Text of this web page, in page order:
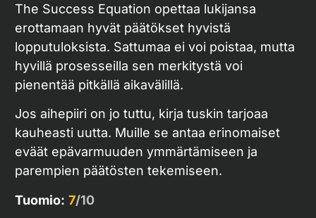
The Success Equation opettaa lukijansa
erottamaan hyvät päätökset hyvistä
lopputuloksista. Sattumaa ei voi poistaa, mutta
hyvillä prosesseilla sen merkitystä voi
pienentää pitkällä aikavälillä.
Jos aihepiiri on jo tuttu, kirja tuskin tarjoaa
kauheasti uutta. Muille se antaa erinomaiset
eväät epävarmuuden ymmärtämiseen ja
parempien päätösten tekemiseen.
Tuomio: 7/10